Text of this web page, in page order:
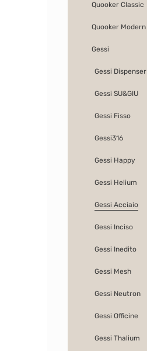
Quooker Classic
Quooker Modern
Gessi
Gessi Dispenser
Gessi SU&GIU
Gessi Fisso
Gessi316
Gessi Happy
Gessi Helium
Gessi Acciaio
Gessi Inciso
Gessi Inedito
Gessi Mesh
Gessi Neutron
Gessi Officine
Gessi Thalium